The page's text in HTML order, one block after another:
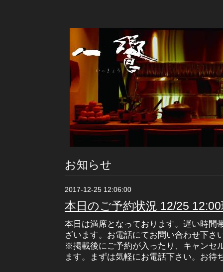
お知らせ
2017-12-25 12:06:00
本日のご予約状況 12/25
本日は満席となっております。遅い時間
ざいます。お電話にてお問い合わせ下さ
※掲載後にご予約が入ったり、キャンセ
ます。まずは気軽にお電話下さい。お待